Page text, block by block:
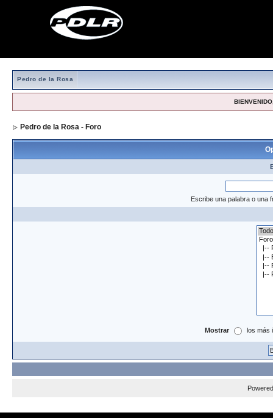
Pedro de la Rosa
Pedro de la Rosa - Foro
Escribe una palabra o una
Mostrar los más